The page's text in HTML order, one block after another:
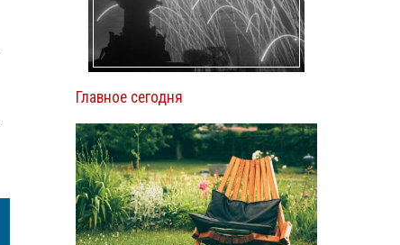
Главное сегодня